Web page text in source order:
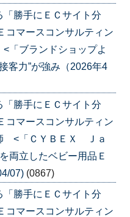
「勝手にＥＣサイト分
マースコンサルティン
ブランドショップよ
客力”が強み（2026年4
「勝手にＥＣサイト分
マースコンサルティン
<「ＣＹＢＥＸ Ｊａ
両立したベビー用品Ｅ
07) (0867)
「勝手にＥＣサイト分
マースコンサルティン